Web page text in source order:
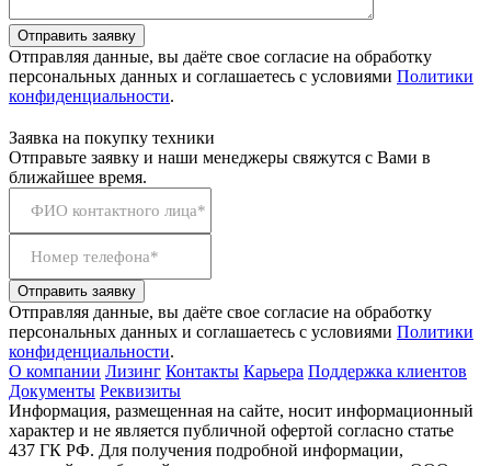
Отправить заявку
Отправляя данные, вы даёте свое согласие на обработку
персональных данных и соглашаетесь с условиями Политики
конфиденциальности.
Заявка на покупку техники
Отправьте заявку и наши менеджеры свяжутся с Вами в
ближайшее время.
ФИО контактного лица*
Номер телефона*
Отправить заявку
Отправляя данные, вы даёте свое согласие на обработку
персональных данных и соглашаетесь с условиями Политики
конфиденциальности.
О компании Лизинг Контакты Карьера Поддержка клиентов
Документы Реквизиты
Информация, размещенная на сайте, носит информационный
характер и не является публичной офертой согласно статье
437 ГК РФ. Для получения подробной информации,